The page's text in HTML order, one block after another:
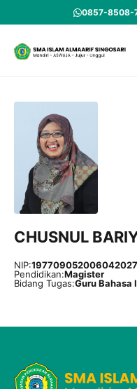
to
content
0857-8508-
CHUSNUL
NIP:197709052006042027
Pendidikan:Magister
Bidang Tugas:Guru Bahasa